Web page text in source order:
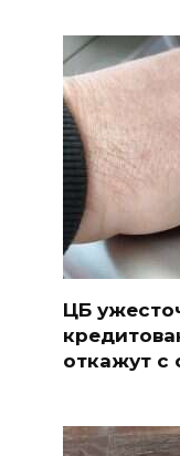
ЦБ
откажут с